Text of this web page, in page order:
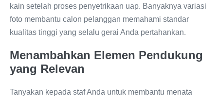
kain setelah proses penyetrikaan uap. Banyaknya variasi
foto membantu calon pelanggan memahami standar
kualitas tinggi yang selalu gerai Anda pertahankan.
Menambahkan Elemen Pendukung
yang Relevan
Tanyakan kepada staf Anda untuk membantu menata